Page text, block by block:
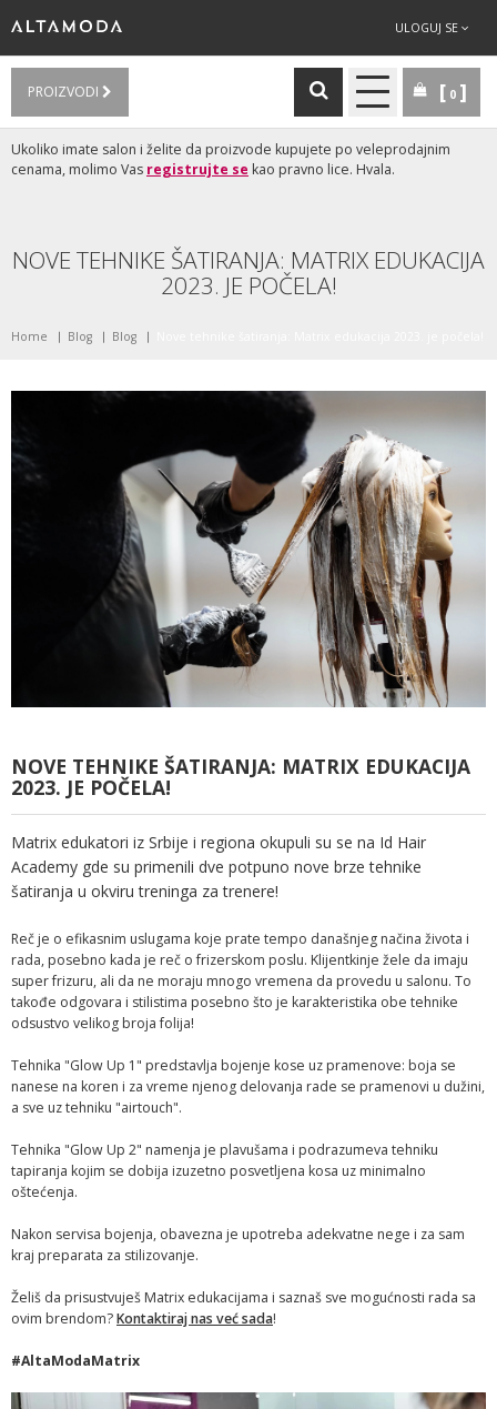
ULOGUJ SE
PROIZVODI 0
Ukoliko imate salon i želite da proizvode kupujete po veleprodajnim
cenama, molimo Vas registrujte se kao pravno lice. Hvala.
NOVE TEHNIKE ŠATIRANJA: MATRIX EDUKACIJA
2023. JE POČELA!
Home Blog Blog
NOVE TEHNIKE ŠATIRANJA: MATRIX EDUKACIJA
2023. JE POČELA!
Matrix edukatori iz Srbije i regiona okupuli su se na Id Hair
Academy gde su primenili dve potpuno nove brze tehnike
šatiranja u okviru treninga za trenere!
Reč je o efikasnim uslugama koje prate tempo današnjeg načina života i
rada, posebno kada je reč o frizerskom poslu. Klijentkinje žele da imaju
super frizuru, ali da ne moraju mnogo vremena da provedu u salonu. To
takođe odgovara i stilistima posebno što je karakteristika obe tehnike
odsustvo velikog broja folija!
Tehnika "Glow Up 1" predstavlja bojenje kose uz pramenove: boja se
nanese na koren i za vreme njenog delovanja rade se pramenovi u dužini,
a sve uz tehniku "airtouch".
Tehnika "Glow Up 2" namenja je plavušama i podrazumeva tehniku
tapiranja kojim se dobija izuzetno posvetljena kosa uz minimalno
oštećenja.
Nakon servisa bojenja, obavezna je upotreba adekvatne nege i za sam
kraj preparata za stilizovanje.
Želiš da prisustvuješ Matrix edukacijama i saznaš sve mogućnosti rada sa
ovim brendom?Kontaktiraj nas već sada!
#AltaModaMatrix